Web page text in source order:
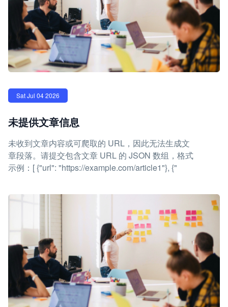
Sat Jul 04 2026
未提供文章信息
未收到文章内容或可爬取的 URL，因此无法生成文
章段落。请提交包含文章 URL 的 JSON 数组，格式
示例：[ {"url": "https://example.com/article1"}, {"